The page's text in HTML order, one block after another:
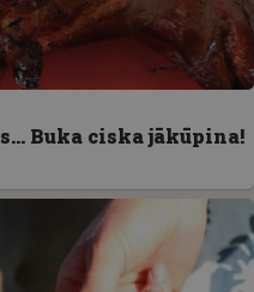
Buka ciska jākūpina!